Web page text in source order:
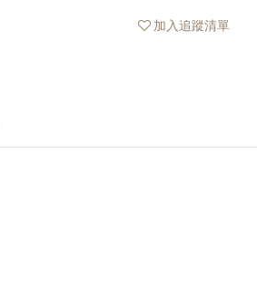
加入追蹤清單